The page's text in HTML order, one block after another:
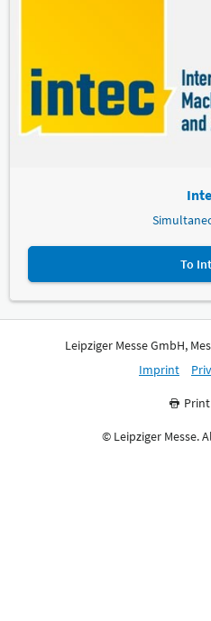
To
Leipziger Messe GmbH,
Imprint
© Leipziger Messe.